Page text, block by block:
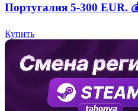
Португалия 5-300
Купить